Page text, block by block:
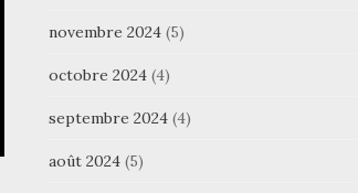
novembre 2024(5)
octobre 2024(4)
septembre 2024(4)
août 2024(5)